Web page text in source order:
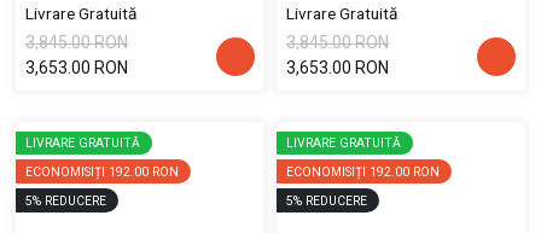
Livrare Gratuită
3,845.00 RON
3,653.00 RON
Livrare Gratuită
3,845.00 RON
3,653.00 RON
LIVRARE GRATUITĂ
ECONOMISIȚI 192.00 RON
5% REDUCERE
LIVRARE GRATUITĂ
ECONOMISIȚI 192.00 RON
5% REDUCERE